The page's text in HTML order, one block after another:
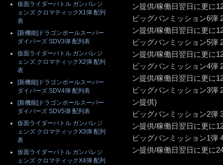
ン提供/稼働日翌日に更に
ビッグバンミッション6弾
ン提供/稼働日翌日に更に
ビッグバンミッション5弾
ン提供/稼働日翌日に更に
ビッグバンミッション4弾
ン提供/稼働日翌日に更に
ビッグバンミッション3弾
ン提供)
ビッグバンミッション2弾
ン提供/稼働日翌日に更に
ビッグバンミッション1弾
ン提供/稼働日翌日に更に
仮面ライダーバトル ガンバレジ
ェンズ クロマティックX1弾 配列
表
[新機能]ドラゴンボールスーパー
ダイバーズ SDV3弾 配列表
仮面ライダーバトル ガンバレジ
ェンズ クロマティックX2弾 配列
表
[新機能]ドラゴンボールスーパー
ダイバーズ SDV4弾 配列表
[新機能]ドラゴンボールスーパー
ダイバーズ SDV5弾 配列表
仮面ライダーバトル ガンバレジ
ェンズ クロマティックX3弾 配列
表
仮面ライダーバトル ガンバレジ
ェンズ クロマティックX4弾 配列